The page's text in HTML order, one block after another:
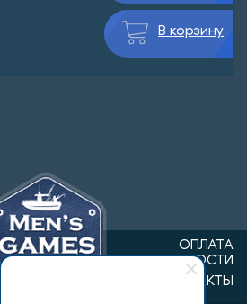
В корзину
ОПЛАТА
НОВОСТИ
КОНТАКТЫ